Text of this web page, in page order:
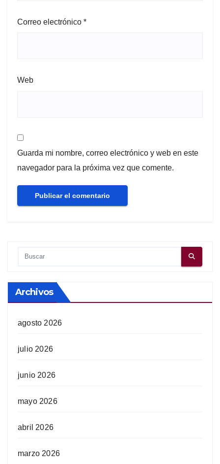
Correo electrónico *
Web
Guarda mi nombre, correo electrónico y web en este
navegador para la próxima vez que comente.
Archivos
agosto 2026
julio 2026
junio 2026
mayo 2026
abril 2026
marzo 2026